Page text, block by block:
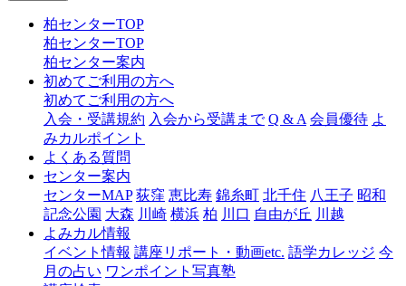
柏センターTOP
柏センターTOP
柏センター案内
初めてご利用の方へ
初めてご利用の方へ
入会・受講規約 入会から受講まで Q & A 会員優待 よ
みカルポイント
よくある質問
センター案内
センターMAP 荻窪 恵比寿 錦糸町 北千住 八王子 昭和
記念公園 大森 川崎 横浜 柏 川口 自由が丘 川越
よみカル情報
イベント情報 講座リポート・動画etc. 語学カレッジ 今
月の占い ワンポイント写真塾